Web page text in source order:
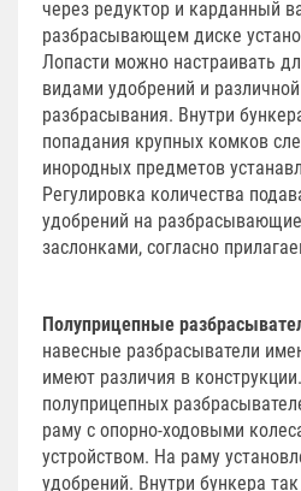
через редуктор и карданный
разбрасывающем диске
Лопасти можно настраивать
видами удобрений и
разбрасывания. Внутри
попадания крупных комков
инородных предметов
Регулировка количества
удобрений на
заслонками, согласно
Полуприцепные
навесные разбрасыватели
имеют различия в
полуприцепных
раму с опорно-ходовыми
устройством. На раму
удобрений. Внутри бункера